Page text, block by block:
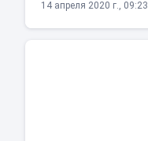
14 апреля 2020 г., 09:23